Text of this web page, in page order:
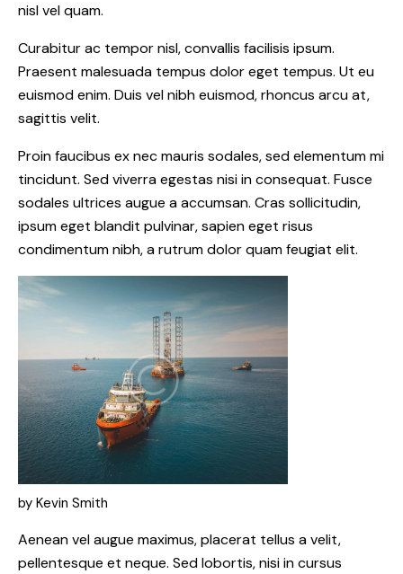
nisl vel quam.
Curabitur ac tempor nisl, convallis facilisis ipsum.
Praesent malesuada tempus dolor eget tempus. Ut eu
euismod enim. Duis vel nibh euismod, rhoncus arcu at,
sagittis velit.
Proin faucibus ex nec mauris sodales, sed elementum mi
tincidunt. Sed viverra egestas nisi in consequat. Fusce
sodales ultrices augue a accumsan. Cras sollicitudin,
ipsum eget blandit pulvinar, sapien eget risus
condimentum nibh, a rutrum dolor quam feugiat elit.
by Kevin Smith
Aenean vel augue maximus, placerat tellus a velit,
pellentesque et neque. Sed lobortis, nisi in cursus